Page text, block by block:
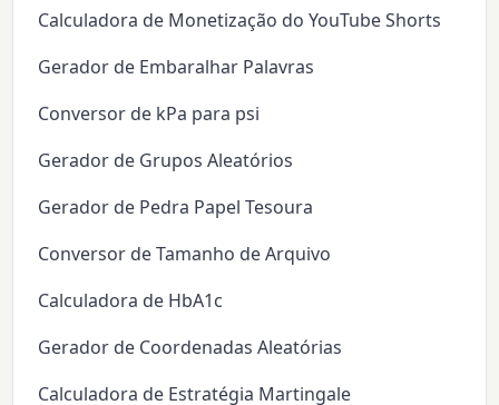
Calculadora de Monetização do YouTube Shorts
Gerador de Embaralhar Palavras
Conversor de kPa para psi
Gerador de Grupos Aleatórios
Gerador de Pedra Papel Tesoura
Conversor de Tamanho de Arquivo
Calculadora de HbA1c
Gerador de Coordenadas Aleatórias
Calculadora de Estratégia Martingale